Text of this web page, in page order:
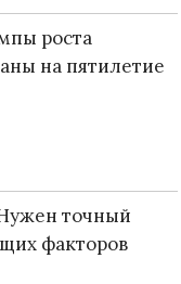
роста
на пятилетие
точный
факторов